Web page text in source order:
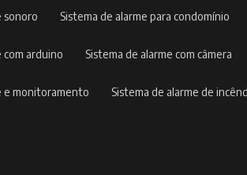
sonoro sistema de alarme para condomínio
com arduino sistema de alarme com câmera
e monitoramento sistema de alarme de